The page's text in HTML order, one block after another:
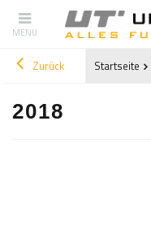
Zurück Startseite
2018